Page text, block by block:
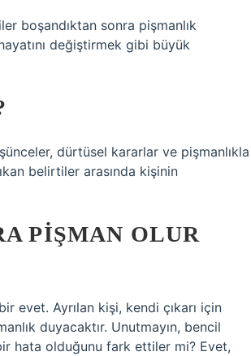
boşandıktan sonra pişmanlık
değiştirmek gibi büyük
dürtüsel kararlar ve pişmanlıkla
belirtiler arasında kişinin
PIŞMAN OLUR
evet. Ayrılan kişi, kendi çıkarı için
duyacaktır. Unutmayın, bencil
hata olduğunu fark ettiler mi? Evet,